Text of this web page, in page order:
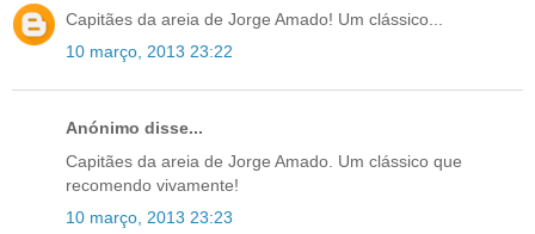
Capitães da areia de Jorge Amado! Um clássico...
10 março, 2013 23:22
Anónimo disse...
Capitães da areia de Jorge Amado. Um clássico que
recomendo vivamente!
10 março, 2013 23:23